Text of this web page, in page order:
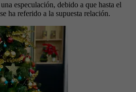
especulación, debido a que hasta el
ha referido a la supuesta relación.